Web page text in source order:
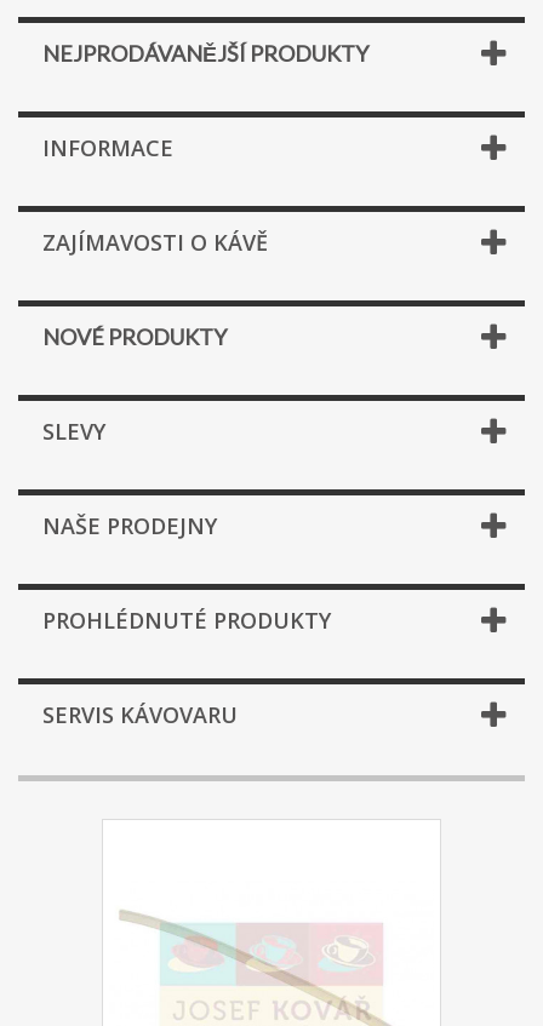
NEJPRODÁVANĚJŠÍ PRODUKTY
INFORMACE
ZAJÍMAVOSTI O KÁVĚ
NOVÉ PRODUKTY
SLEVY
NAŠE PRODEJNY
PROHLÉDNUTÉ PRODUKTY
SERVIS KÁVOVARU